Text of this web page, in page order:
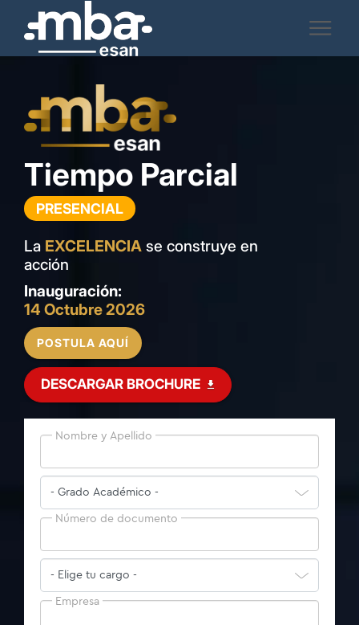
MBA
Tiempo Parcial
PRESENCIAL
La EXCELENCIA se construye en
acción
Inauguración:
14 Octubre 2026
POSTULA AQUÍ
DESCARGAR BROCHURE
Nombre y Apellido
Número de documento
Empresa